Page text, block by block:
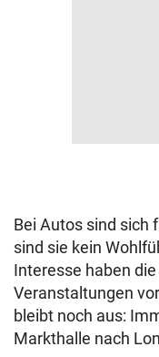
Bei Autos sind sich
sind sie kein
Interesse haben
Veranstaltungen
bleibt noch aus:
Markthalle nach